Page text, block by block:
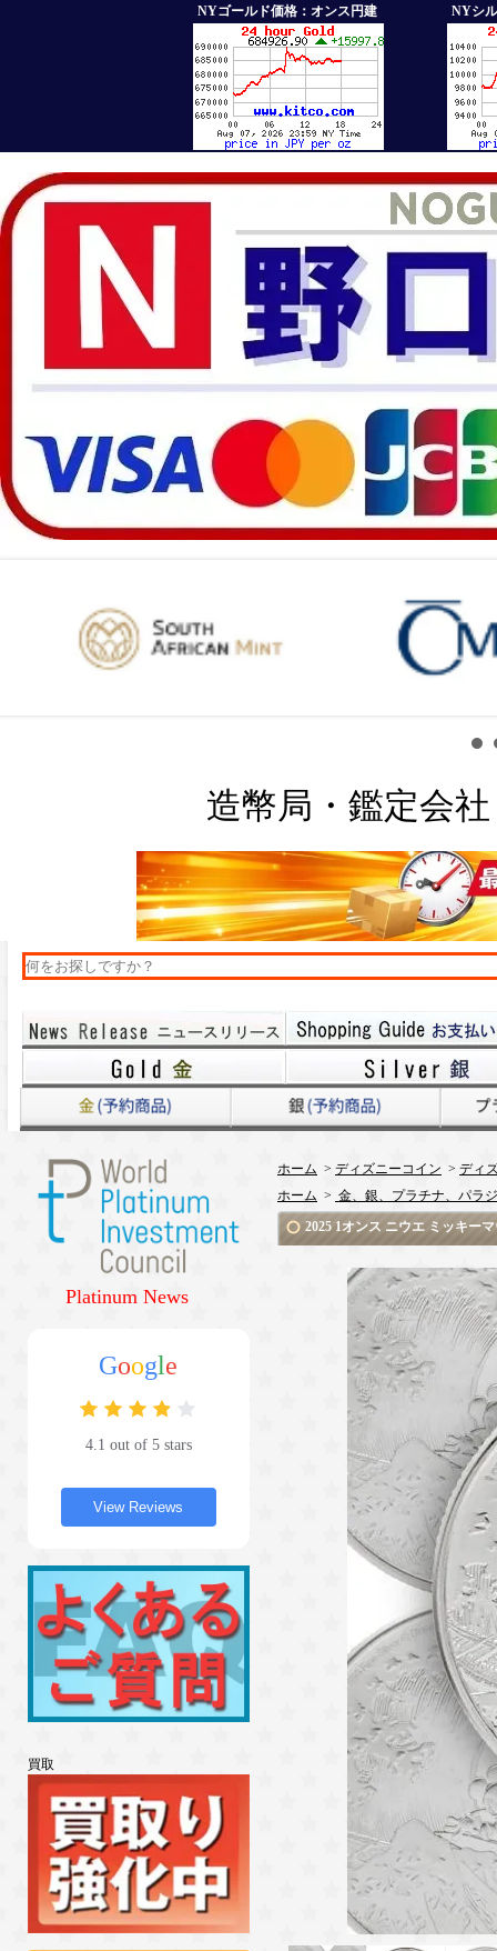
NYゴールド価格：オンス円建 NYシ
造幣局・鑑定会
Platinum News
Google
4.1 out of 5 stars
View Reviews
買取
ホーム > ディズニーコイン > ディ
ホーム > 金、銀、プラチナ、パラ
2025 1オンス ニウエ ミッキー